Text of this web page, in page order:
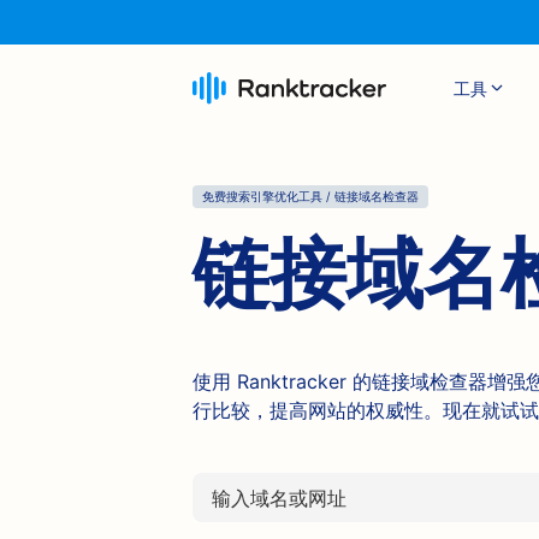
工具
免费搜索引擎优化工具 / 链接域名检查器
链接域名
使用 Ranktracker 的链接域检查器增强
行比较，提高网站的权威性。现在就试